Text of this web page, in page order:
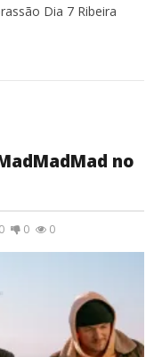
Dia 7 Ribeira
no
0 0 0